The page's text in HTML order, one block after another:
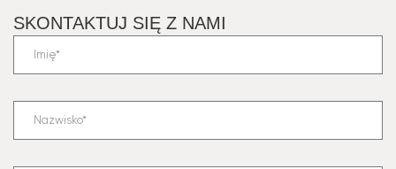
SKONTAKTUJ SIĘ Z NAMI